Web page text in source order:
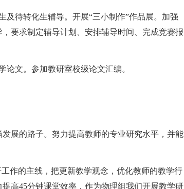
及待转化生辅导。开展“三小制作”作品展。加强
要求制定辅导计划、安排辅导时间、完成竞赛报
论文。参加教研室校级论文汇编。
展的路子。努力提高教师的专业研究水平，并能
作的主线，把更新教学观念，优化教师的教学行
高45分钟课堂效率，作为物理组我们开展教学研